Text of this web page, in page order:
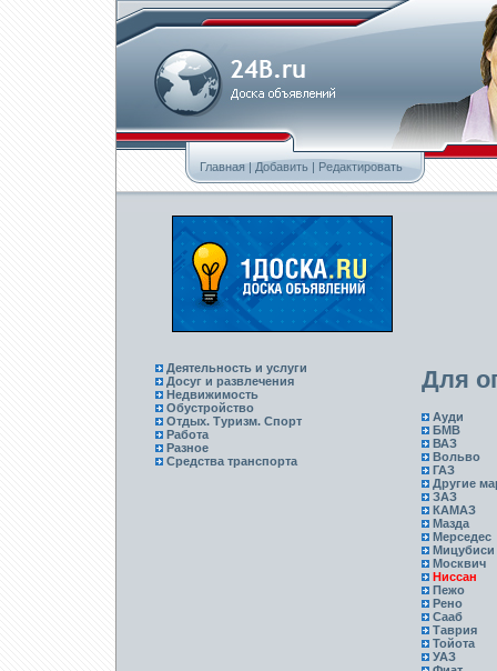
Главная|Добавить | Редактировать
Деятельность и услуги
Досуг и развлечения
Недвижимость
Обустройство
Отдых. Туризм. Спорт
Работа
Разное
Средства транспорта
Для
Ауди
БМВ
ВАЗ
Вольво
ГАЗ
Другие
ЗАЗ
КАМАЗ
Мазда
Мерседес
Мицубиси
Москвич
Ниссан
Пежо
Рено
Сааб
Таврия
Тойота
УАЗ